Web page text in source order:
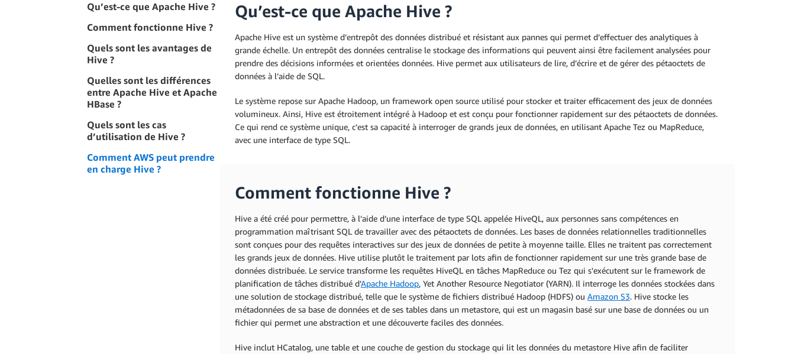
Qu’est-ce que Apache Hive ?
Comment fonctionne Hive ?
Quels sont les avantages de
Hive ?
Quelles sont les différences
entre Apache Hive et Apache
HBase ?
Quels sont les cas
d’utilisation de Hive ?
Comment AWS peut prendre
en charge Hive ?
Qu’est-ce que Apache Hive ?
Apache Hive est un système d’entrepôt des données distribué et résistant aux pannes qui permet d’effectuer des analytiques à
grande échelle. Un entrepôt des données centralise le stockage des informations qui peuvent ainsi être facilement analysées pour
prendre des décisions informées et orientées données. Hive permet aux utilisateurs de lire, d’écrire et de gérer des pétaoctets de
données à l’aide de SQL.
Le système repose sur Apache Hadoop, un framework open source utilisé pour stocker et traiter efficacement des jeux de données
volumineux. Ainsi, Hive est étroitement intégré à Hadoop et est conçu pour fonctionner rapidement sur des pétaoctets de données.
Ce qui rend ce système unique, c’est sa capacité à interroger de grands jeux de données, en utilisant Apache Tez ou MapReduce,
avec une interface de type SQL.
Comment fonctionne Hive ?
Hive a été créé pour permettre, à l’aide d’une interface de type SQL appelée HiveQL, aux personnes sans compétences en
programmation maîtrisant SQL de travailler avec des pétaoctets de données. Les bases de données relationnelles traditionnelles
sont conçues pour des requêtes interactives sur des jeux de données de petite à moyenne taille. Elles ne traitent pas correctement
les grands jeux de données. Hive utilise plutôt le traitement par lots afin de fonctionner rapidement sur une très grande base de
données distribuée. Le service transforme les requêtes HiveQL en tâches MapReduce ou Tez qui s'exécutent sur le framework de
planification de tâches distribué d’Apache Hadoop, Yet Another Resource Negotiator (YARN). Il interroge les données stockées dans
une solution de stockage distribué, telle que le système de fichiers distribué Hadoop (HDFS) ou Amazon S3. Hive stocke les
métadonnées de sa base de données et de ses tables dans un metastore, qui est un magasin basé sur une base de données ou un
fichier qui permet une abstraction et une découverte faciles des données.
Hive inclut HCatalog, une table et une couche de gestion du stockage qui lit les données du metastore Hive afin de faciliter